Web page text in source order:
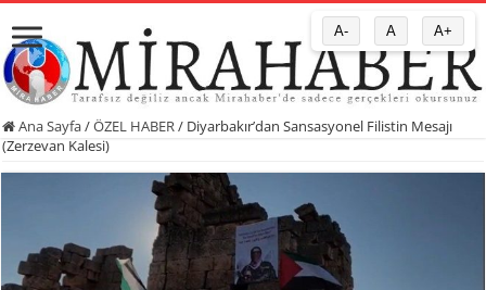
Ana Sayfa/ÖZEL HABER / Diyarbakır’dan Sansasyonel Filistin Mesajı
(Zerzevan Kalesi)
A- A A+